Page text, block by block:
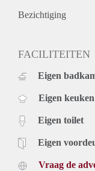
Bezichtiging
FACILITEITEN
Eigen
Eigen keuken
Eigen toilet
Eigen
Vraag de